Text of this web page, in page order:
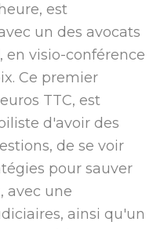
est
un des avocats
en visio-conférence
Ce premier
TTC, est
d'avoir des
de se voir
pour sauver
avec une
ainsi qu'un